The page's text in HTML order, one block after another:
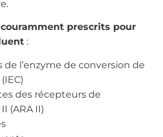
prescrits pour
:
de l’enzyme de conversion de
des récepteurs de
(ARA II)